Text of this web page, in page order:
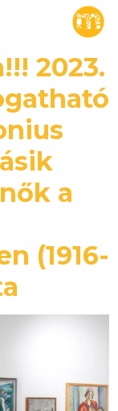
2023.
a
(1916-